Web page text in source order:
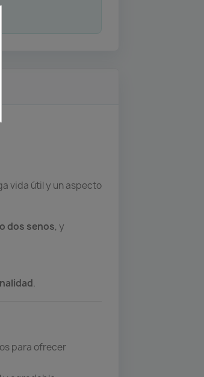
vida útil y un aspecto
dos senos, y
.
para ofrecer